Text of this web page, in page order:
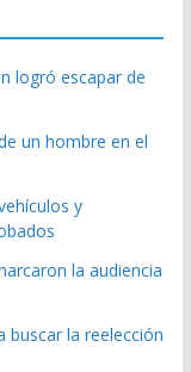
logró escapar de
un hombre en el
y
la audiencia
buscar la reelección